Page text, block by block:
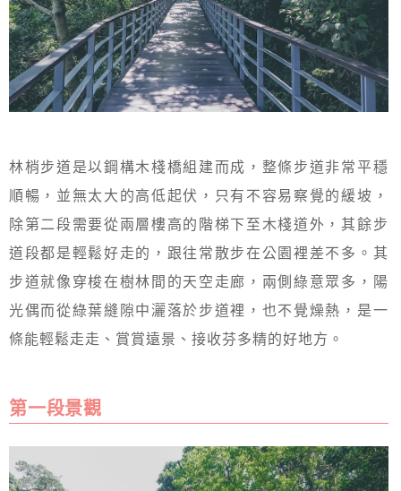
林梢步道是以鋼構木棧橋組建而成，整條步道非常平穩
順暢，並無太大的高低起伏，只有不容易察覺的緩坡，
除第二段需要從兩層樓高的階梯下至木棧道外，其餘步
道段都是輕鬆好走的，跟往常散步在公園裡差不多。其
步道就像穿梭在樹林間的天空走廊，兩側綠意眾多，陽
光偶而從綠葉縫隙中灑落於步道裡，也不覺燥熱，是一
條能輕鬆走走、賞賞遠景、接收芬多精的好地方。
第一段景觀